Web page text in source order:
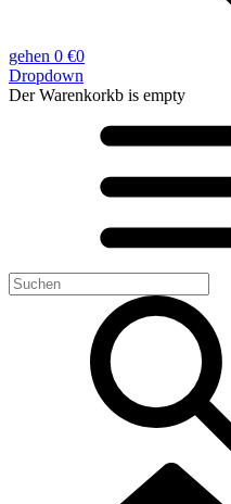
gehen 0 €0
Dropdown
Der Warenkorkb is empty